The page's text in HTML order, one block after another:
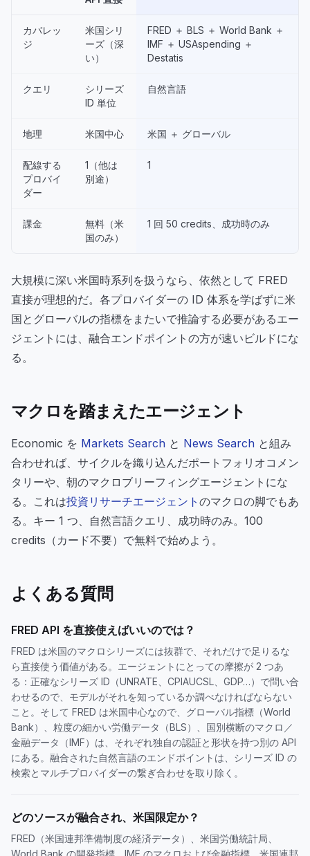
カバレッ
ジ
米国シリ
ーズ（深
い）
FRED ＋ BLS ＋ World Bank ＋
IMF ＋ USAspending ＋
Destatis
クエリ
シリーズ
ID 単位
自然言語
地理 米国中心 米国 ＋ グローバル
配線する
プロバイ
ダー
1（他は
別途）
1
課金
無料（米
国のみ）
1 回 50 credits、成功時のみ
大規模に深い米国時系列を扱うなら、依然として FRED
直接が理想的だ。各プロバイダーの ID 体系を学ばずに米
国とグローバルの指標をまたいで推論する必要があるエー
ジェントには、融合エンドポイントの方が速いビルドにな
る。
マクロを踏まえたエージェント
Economic を Markets Search と News Search と組み
合わせれば、サイクルを織り込んだポートフォリオコメン
タリーや、朝のマクロブリーフィングエージェントにな
る。これは投資リサーチエージェント のマクロの脚でもあ
る。キー 1 つ、自然言語クエリ、成功時のみ。100
credits（カード不要）で無料で始めよう。
よくある質問
FRED API を直接使えばいいのでは？
FRED は米国のマクロシリーズには抜群で、それだけで足りるな
ら直接使う価値がある。エージェントにとっての摩擦が 2 つあ
る：正確なシリーズ ID（UNRATE、CPIAUCSL、GDP…）で問い合
わせるので、モデルがそれを知っているか調べなければならない
こと。そして FRED は米国中心なので、グローバル指標（World
Bank）、粒度の細かい労働データ（BLS）、国別横断のマクロ／
金融データ（IMF）は、それぞれ独自の認証と形状を持つ別の API
にある。融合された自然言語のエンドポイントは、シリーズ ID の
検索とマルチプロバイダーの繋ぎ合わせを取り除く。
どのソースが融合され、米国限定か？
FRED（米国連邦準備制度の経済データ）、米国労働統計局、
World Bank の開発指標、IMF のマクロおよび金融指標、米国連邦